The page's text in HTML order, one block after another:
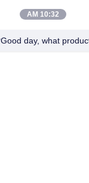
10:32 AM
Good day, what